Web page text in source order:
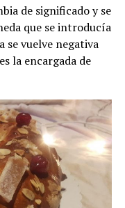
de significado y se
que se introducía
se vuelve negativa
la encargada de